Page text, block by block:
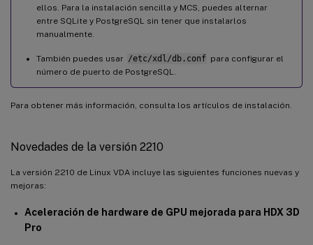
ellos. Para la instalación sencilla y MCS, puedes alternar
entre SQLite y PostgreSQL sin tener que instalarlos
manualmente.
También puedes usar /etc/xdl/db.conf para configurar el
número de puerto de PostgreSQL.
Para obtener más información, consulta los artículos de instalación.
Novedades de la versión 2210
La versión 2210 de Linux VDA incluye las siguientes funciones nuevas y
mejoras:
Aceleración de hardware de GPU mejorada para HDX 3D
Pro